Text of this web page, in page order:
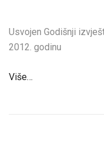
Usvojen Godišnji
2012. godinu
Više…